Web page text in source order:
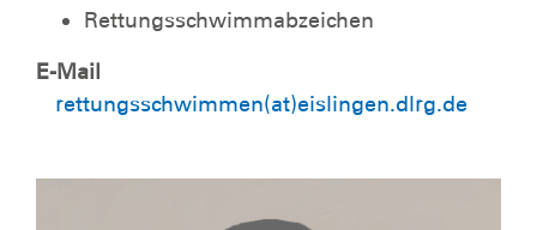
Rettungsschwimmabzeichen
E-Mail
rettungsschwimmen(at)eislingen.dlrg.de